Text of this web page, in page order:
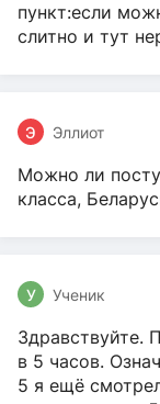
пункт:если
слитно и тут
Э Эллиот
Можно ли
класса,
У Ученик
Здравствуйте.
в 5 часов.
5 я ещё